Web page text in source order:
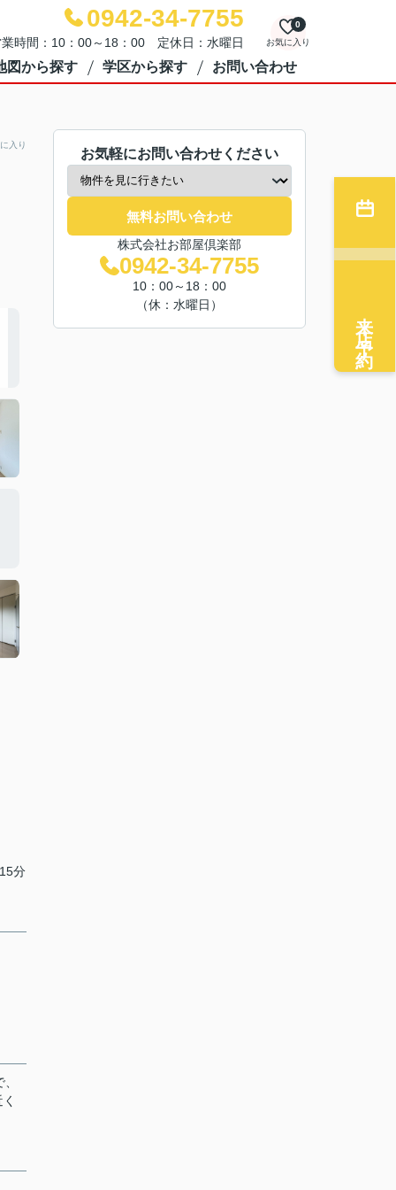
0942-34-7755
時間：10：00～18：00 定休日：水曜日 お気に入り
0
図から探す 学区から探す お問い合わせ
入り
分
お気軽にお問い合わせください
無料お問い合わせ
株式会社お部屋倶楽部
0942-34-7755
10：00～18：00
（休：水曜日）
来店予約